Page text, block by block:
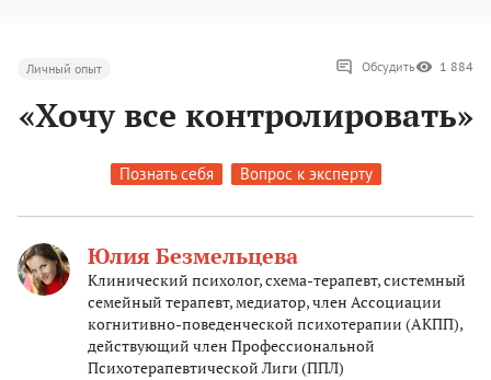
Личный опыт Обсудить 1 884
«Хочу все контролировать»
Познать себя Вопрос к эксперту
Юлия Безмельцева
Клинический психолог, схема-терапевт, системный
семейный терапевт, медиатор, член Ассоциации
когнитивно-поведенческой психотерапии (АКПП),
действующий член Профессиональной
Психотерапевтической Лиги (ППЛ)